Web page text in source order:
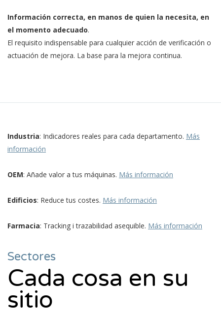
Información correcta, en manos de quien la necesita, en
el momento adecuado.
El requisito indispensable para cualquier acción de verificación o
actuación de mejora. La base para la mejora continua.
Industria: Indicadores reales para cada departamento. Más
información
OEM: Añade valor a tus máquinas. Más información
Edificios: Reduce tus costes. Más información
Farmacia: Tracking i trazabilidad asequible. Más información
Sectores
Cada cosa en su
sitio